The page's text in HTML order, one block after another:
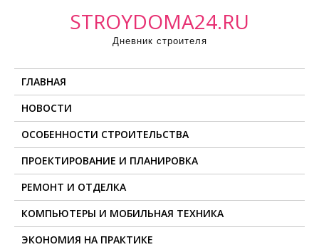
STROYDOMA24.RU
Дневник строителя
ГЛАВНАЯ
НОВОСТИ
ОСОБЕННОСТИ СТРОИТЕЛЬСТВА
ПРОЕКТИРОВАНИЕ И ПЛАНИРОВКА
РЕМОНТ И ОТДЕЛКА
КОМПЬЮТЕРЫ И МОБИЛЬНАЯ ТЕХНИКА
ЭКОНОМИЯ НА ПРАКТИКЕ